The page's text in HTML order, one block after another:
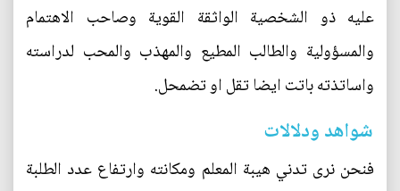
عليه ذو الشخصية الواثقة القوية وصاحب الاهتمام
والمسؤولية والطالب المطيع والمهذب والمحب لدراسته
واساتذته باتت ايضا تقل او تضمحل.
شواهد ودلالات
فنحن نرى تدني هيبة المعلم ومكانته وارتفاع عدد الطلبة